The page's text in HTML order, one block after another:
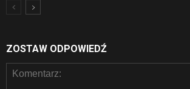
ZOSTAW ODPOWIEDŹ